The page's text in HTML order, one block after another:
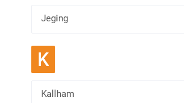
Jeging
K
Kallham